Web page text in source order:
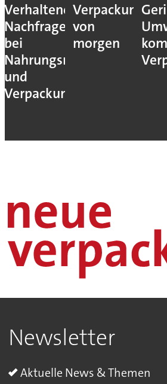
Verhaltene
Nachfrage
bei
Nahrungsmittel-
und
Verpackungsmaschinen
von
morgen
Newsletter
Aktuelle News & Themen